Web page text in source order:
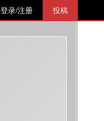
登录/注册 投稿